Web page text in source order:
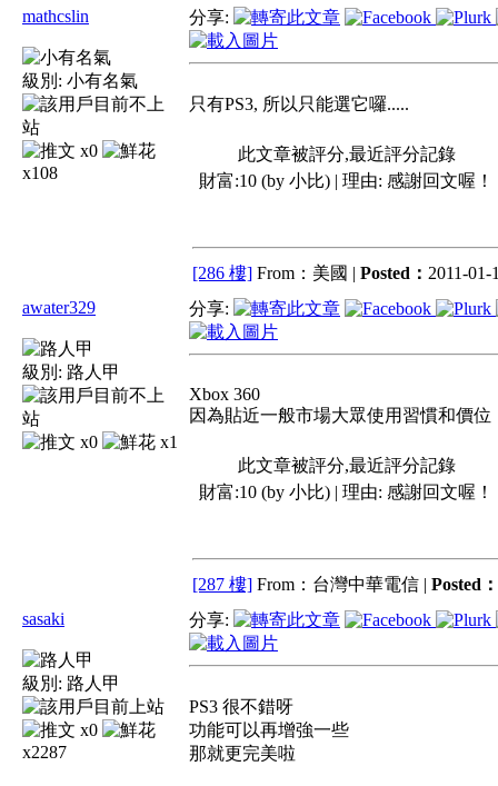
mathcslin
級別: 小有名氣
x0
x108
分享:
只有PS3, 所以只能選它囉.....
此文章被評分,最近評分記錄
財富:10 (by 小比) | 理由: 感謝回文喔！
[286 樓] From：美國 | Posted： 2011-01-
awater329
級別: 路人甲
x0 x1
分享:
Xbox 360
因為貼近一般市場大眾使用習慣和價位
此文章被評分,最近評分記錄
財富:10 (by 小比) | 理由: 感謝回文喔！
[287 樓] From：台灣中華電信 | Posted：
sasaki
級別: 路人甲
x0
x2287
分享:
PS3 很不錯呀
功能可以再增強一些
那就更完美啦